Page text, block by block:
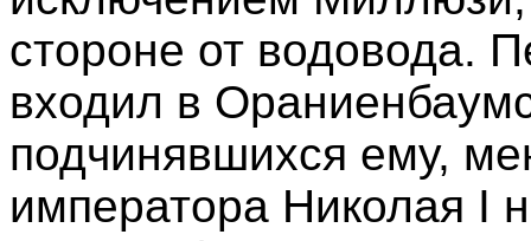
стороне от водовода.
входил в
подчинявшихся ему,
императора Николая I